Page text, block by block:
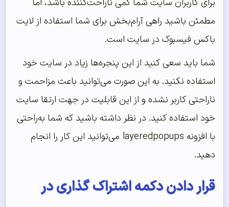
مطمئن باشید راهی آرام‌بخش برای شما استفاده از لایت
باکس فیسبوک در سایت است.
شما باید سعی کنید از این پنجره‌ها زیاد در سایت خود
استفاده نکنید. به این صورت می‌توانید باعث مزاحمت و
ناراحتی کاربر نشده و از این قابلیت در جهت ارتقا سایت
خود استفاده کنید. در نظر داشته باشید که شما به‌راحتی
با افزونه layeredpopups می‌‌‌‌‌توانید این کار را انجام
دهید.
قرار دادن دکمه اشتراک گذاری در